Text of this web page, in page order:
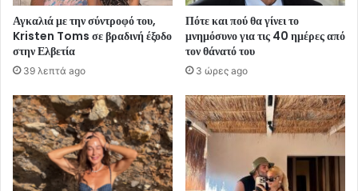
Αγκαλιά με την σύντροφό του,
Kristen Toms σε βραδινή έξοδο
στην Ελβετία
39 λεπτά ago
Πότε και πού θα γίνει το
μνημόσυνο για τις 40 ημέρες από
τον θάνατό του
3 ώρες ago